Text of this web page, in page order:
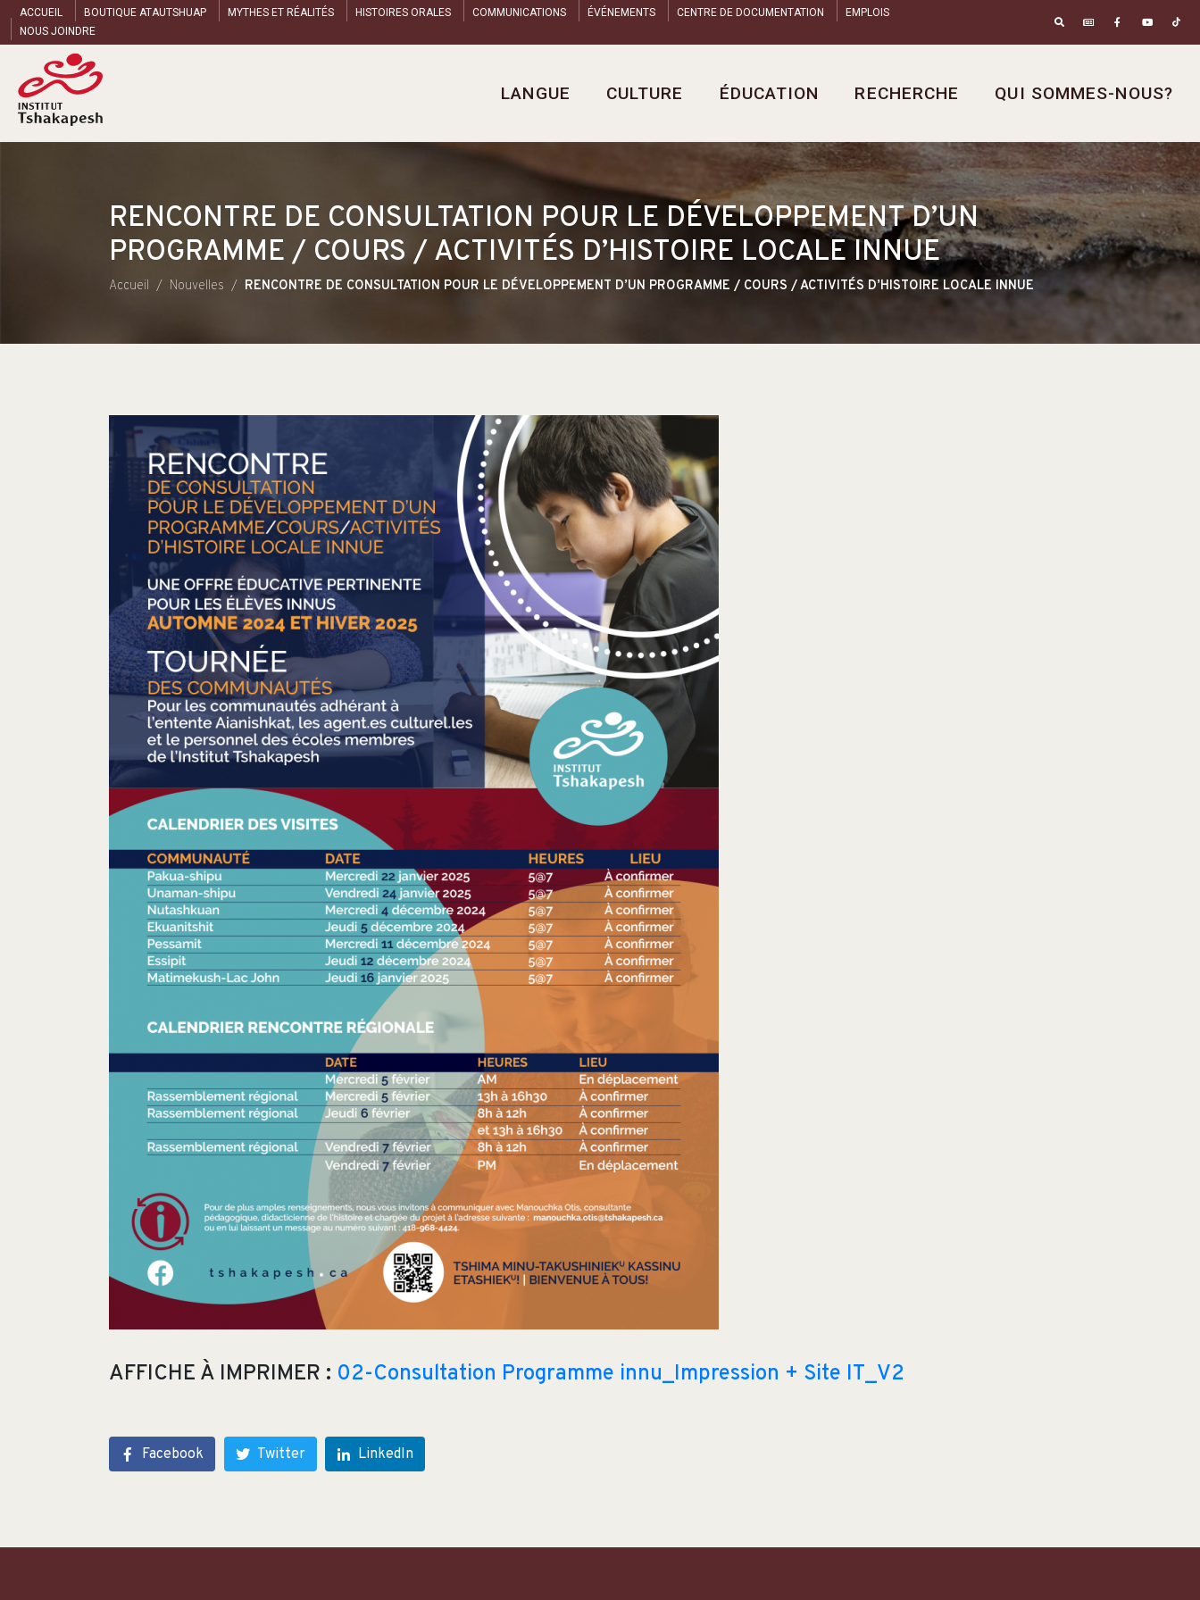
ACCUEIL BOUTIQUE ATAUTSHUAP MYTHES ET RÉALITÉS HISTOIRES ORALES COMMUNICATIONS ÉVÉNEMENTS CENTRE DE DOCUMENTATION
EMPLOIS
NOUS JOINDRE
LANGUE CULTURE ÉDUCATION RECHERCHE QUI SOMMES-NOUS?
RENCONTRE DE CONSULTATION POUR LE DÉVELOPPEMENT D’UN
PROGRAMME / COURS / ACTIVITÉS D’HISTOIRE LOCALE INNUE
Accueil Nouvelles RENCONTRE DE CONSULTATION POUR LE DÉVELOPPEMENT D’UN PROGRAMME / COURS / ACTIVITÉS D’HISTOIRE LOCALE INNUE
AFFICHE À IMPRIMER : 02-Consultation Programme innu_Impression + Site IT_V2
Facebook Twitter LinkedIn